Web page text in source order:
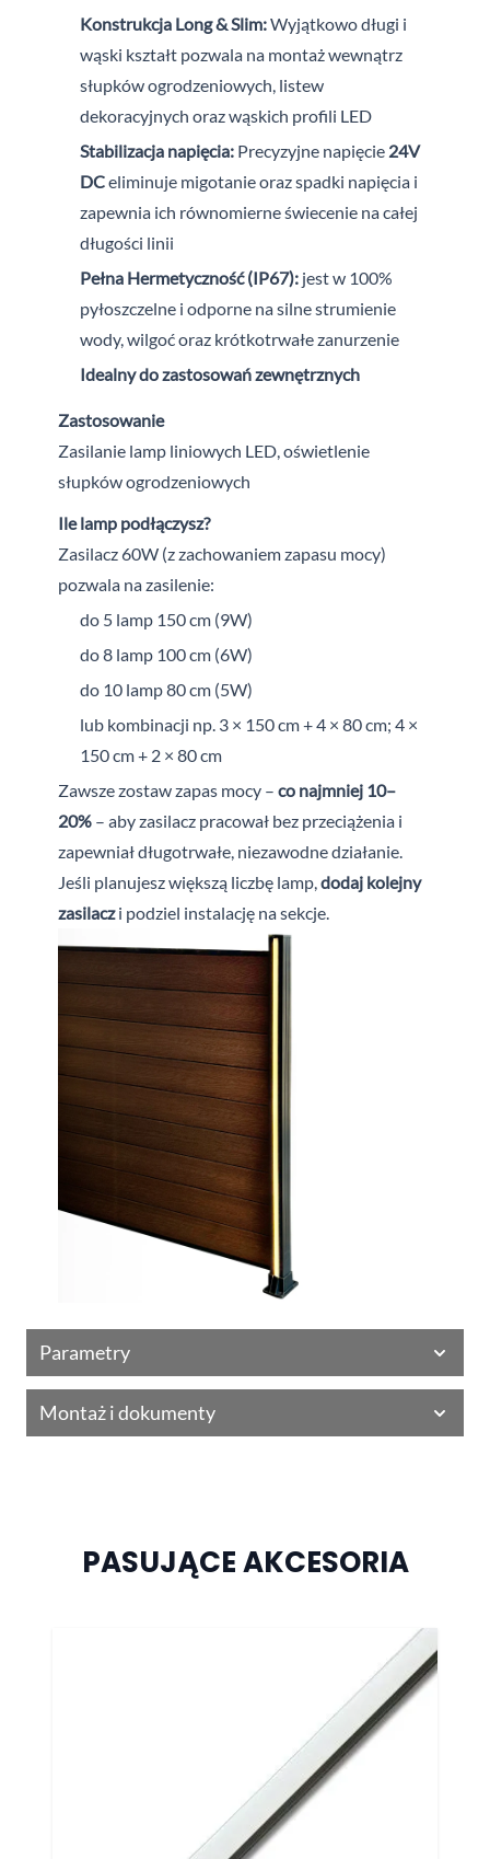
Konstrukcja Long & Slim:Wyjątkowo długi i
wąski kształt pozwala na montaż wewnątrz
słupków ogrodzeniowych, listew
dekoracyjnych oraz wąskich profili LED
Stabilizacja napięcia: Precyzyjne napięcie 24V
DCeliminuje migotanie oraz spadki napięcia i
zapewnia ich równomierne świecenie na całej
długości linii
Pełna Hermetyczność (IP67): jest w 100%
pyłoszczelne i odporne na silne strumienie
wody, wilgoć oraz krótkotrwałe zanurzenie
Idealny do zastosowań zewnętrznych
Zastosowanie
Zasilanie lamp liniowych LED, oświetlenie
słupków ogrodzeniowych
Ile lamp podłączysz?
Zasilacz 60W (z zachowaniem zapasu mocy)
pozwala na zasilenie:
do 5 lamp 150 cm (9W)
do 8 lamp 100 cm (6W)
do 10 lamp 80 cm (5W)
lub kombinacji np. 3 × 150 cm + 4 × 80 cm; 4 ×
150 cm + 2 × 80 cm
Zawsze zostaw zapas mocy – co najmniej 10–
20% – aby zasilacz pracował bez przeciążenia i
zapewniał długotrwałe, niezawodne działanie.
Jeśli planujesz większą liczbę lamp,dodaj kolejny
zasilaczi podziel instalację na sekcje.
Parametry
Montaż i dokumenty
PASUJĄCE AKCESORIA